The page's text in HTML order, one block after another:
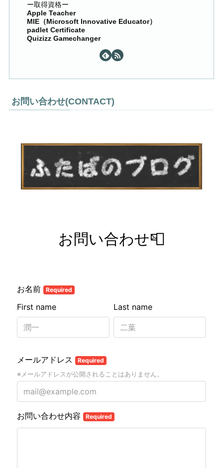
ー取得資格ー
Apple Teacher
MIE（Microsoft Innovative Educator）
padlet Certificate
Quizizz Gamechanger
お問い合わせ(CONTACT)